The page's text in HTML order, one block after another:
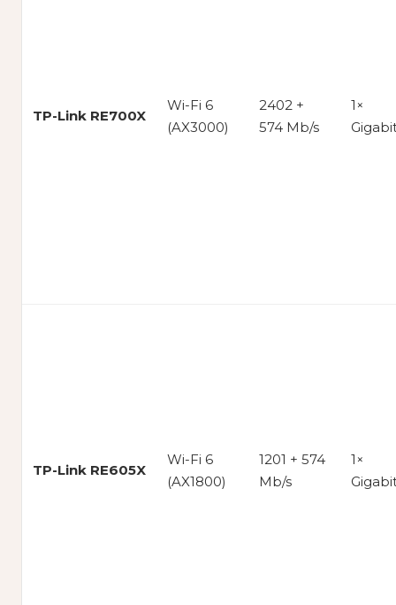
TP-Link RE700X
Wi-Fi 6
(AX3000)
2402 +
574 Mb/s
1×
TP-Link RE605X
Wi-Fi 6
(AX1800)
1201 + 574
Mb/s
1×